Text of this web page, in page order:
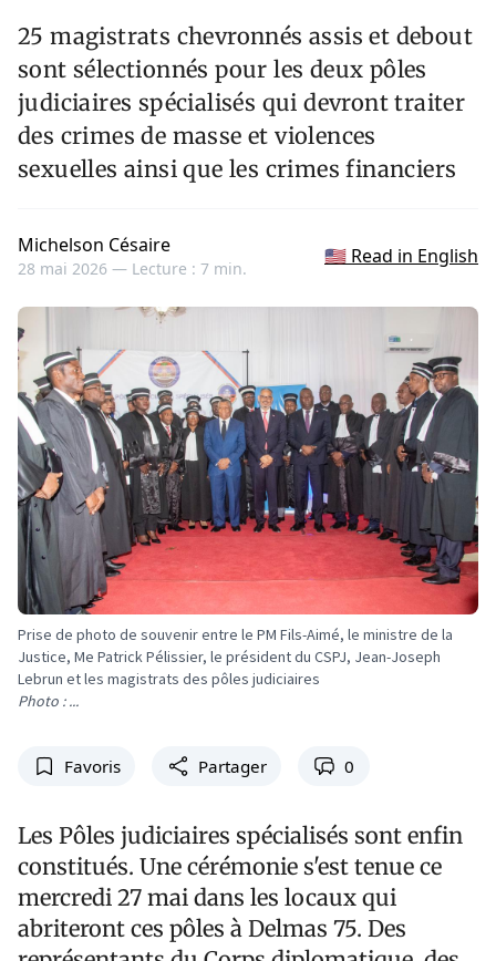
25 magistrats chevronnés assis et debout
sont sélectionnés pour les deux pôles
judiciaires spécialisés qui devront traiter
des crimes de masse et violences
sexuelles ainsi que les crimes financiers
Michelson Césaire
28 mai 2026 — Lecture : 7 min.
🇺🇸 Read in English
Prise de photo de souvenir entre le PM Fils-Aimé, le ministre de la
Justice, Me Patrick Pélissier, le président du CSPJ, Jean-Joseph
Lebrun et les magistrats des pôles judiciaires
Photo : ...
Favoris Partager 0
Les Pôles judiciaires spécialisés sont enfin
constitués. Une cérémonie s'est tenue ce
mercredi 27 mai dans les locaux qui
abriteront ces pôles à Delmas 75. Des